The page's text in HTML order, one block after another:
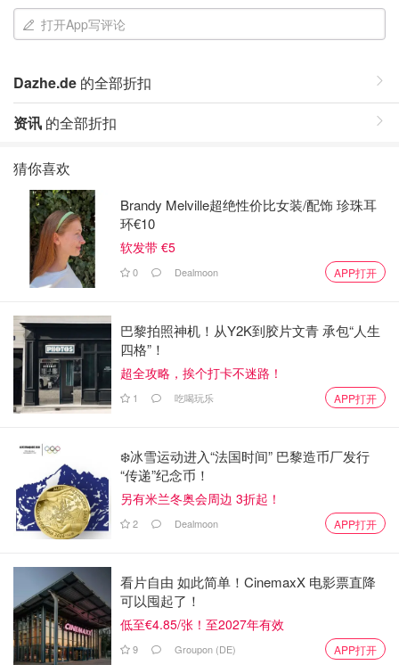
打开App写评论
Dazhe.de 的全部折扣
资讯 的全部折扣
猜你喜欢
Brandy Melville超绝性价比女装/配饰 珍珠耳
环€10
软发带 €5
0 Dealmoon APP打开
巴黎拍照神机！从Y2K到胶片文青 承包“人生
四格”！
超全攻略，挨个打卡不迷路！
1 吃喝玩乐 APP打开
❄️冰雪运动进入“法国时间” 巴黎造币厂发行
“传递”纪念币！
另有米兰冬奥会周边 3折起！
2 Dealmoon APP打开
看片自由 如此简单！CinemaxX 电影票直降
可以囤起了！
低至€4.85/张！至2027年有效
9 Groupon (DE) APP打开